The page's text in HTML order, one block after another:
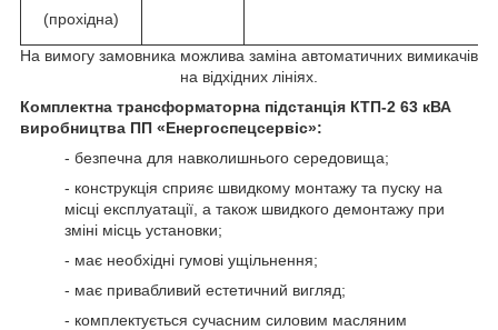
(прохідна)
На вимогу замовника можлива заміна автоматичних вимикачів
на відхідних лініях.
Комплектна трансформаторна підстанція КТП-2 63 кВА
виробництва ПП «Енергоспецсервіс»:
- безпечна для навколишнього середовища;
- конструкція сприяє швидкому монтажу та пуску на
місці експлуатації, а також швидкого демонтажу при
зміні місць установки;
- має необхідні гумові ущільнення;
- має привабливий естетичний вигляд;
- комплектується сучасним силовим масляним